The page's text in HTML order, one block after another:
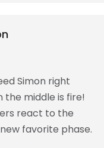
Simon right
the middle is fire!
react to the
favorite phase.